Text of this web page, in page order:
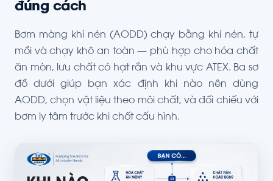
đúng cách
Bơm màng khí nén (AODD) chạy bằng khí nén, tự
mồi và chạy khô an toàn — phù hợp cho hóa chất
ăn mòn, lưu chất có hạt rắn và khu vực ATEX. Ba sơ
đồ dưới giúp bạn xác định khi nào nên dùng
AODD, chọn vật liệu theo môi chất, và đối chiếu với
bơm ly tâm trước khi chốt cấu hình.